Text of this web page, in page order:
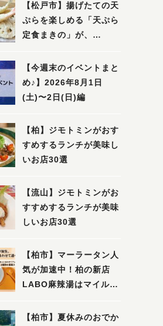
【松戸市】揚げたての天
ぷらを楽しめる「天ぷら
定食まきの」が、
【今週末のイベントまと
め♪】2026年8月1日
(土)〜2日(日)編
【柏】ジモトミンがおす
すめするランチが美味し
いお店30選
【流山】ジモトミンがお
すすめするランチが美味
しいお店30選
【柏市】マーラータン人
気が加速中！柏の新店
LABO麻辣湯はマイルド
【柏市】夏休みのおでか